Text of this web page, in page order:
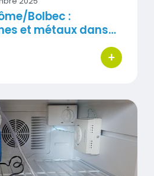
Bolbec :
et métaux dans…
+
bouton
de COV dans les ZI